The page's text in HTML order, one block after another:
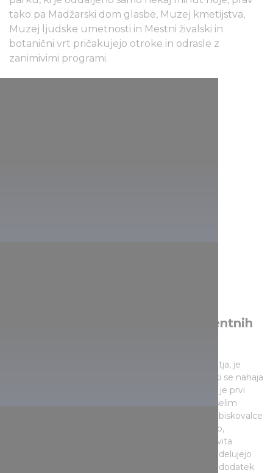
tako pa Madžarski dom glasbe, Muzej kmetijstva,
Muzej ljudske umetnosti in Mestni živalski in
botanični vrt pričakujejo otroke in odrasle z
zanimivimi programi.
Možnosti programov poleg adventnih
Za tiste, ki si želijo posebnega prazničnega doživetja, je
, ki se nahaja
v bližini ikoničnega drsališča v Mestnem parku. To je prvi
božični zabaviščni park v mestu, ki z igrivim in veselim
vzdušjem popestri zimsko praznovanje. V parku obiskovalce
– tako majhne kot velike – pričakuje ogromno kolo,
pričakuje vlak smrti, avtomobili za trčenje in čudovita
svetlobna predstava. Vstop je brezplačen, igre pa delujejo
na sistem žetonov. Ta čarobna novost je izjemen dodatek